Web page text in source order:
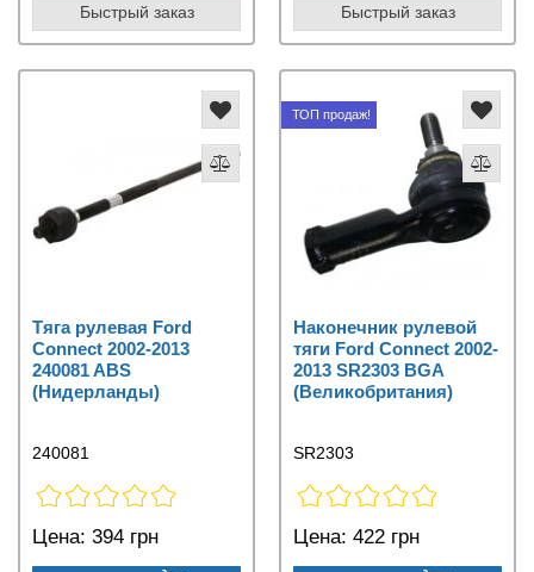
Быстрый заказ Быстрый заказ
Тяга рулевая Ford
Connect 2002-2013
240081 ABS
(Нидерланды)
240081
Цена: 394 грн
ТОП продаж!
Наконечник рулевой
тяги Ford Connect 2002-
2013 SR2303 BGA
(Великобритания)
SR2303
Цена: 422 грн